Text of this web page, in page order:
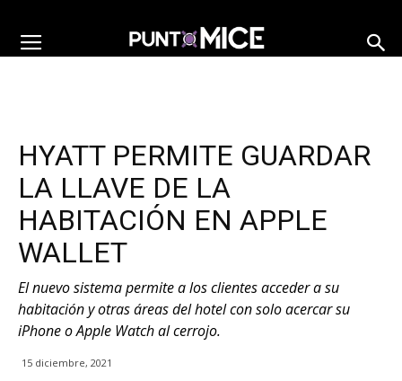
HYATT PERMITE GUARDAR
LA LLAVE DE LA
HABITACIÓN EN APPLE
WALLET
El nuevo sistema permite a los clientes acceder a su
habitación y otras áreas del hotel con solo acercar su
iPhone o Apple Watch al cerrojo.
15 diciembre, 2021